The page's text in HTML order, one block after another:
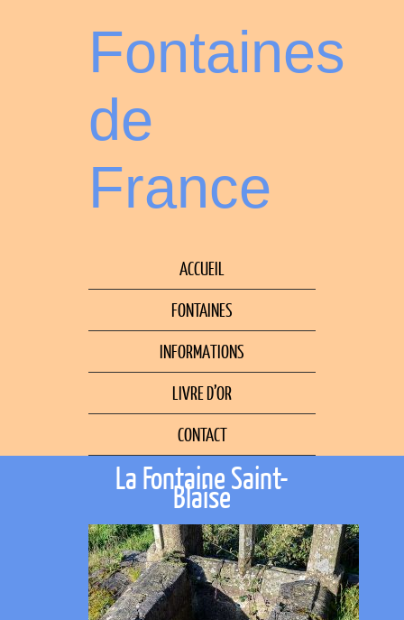
Fontaines
de
France
ACCUEIL
FONTAINES
INFORMATIONS
LIVRE D’OR
CONTACT
La Fontaine Saint-
Blaise